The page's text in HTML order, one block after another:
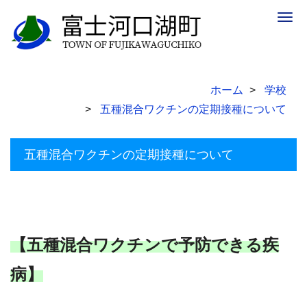
ホーム
学校
五種混合ワクチンの定期接種について
五種混合ワクチンの定期接種について
【五種混合ワクチンで予防できる疾
病】